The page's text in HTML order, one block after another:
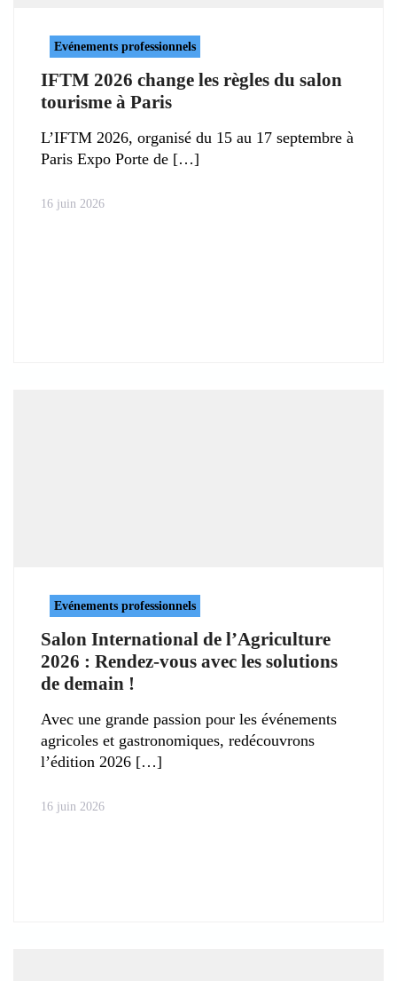
Evénements professionnels
IFTM 2026 change les règles du salon
tourisme à Paris
L’IFTM 2026, organisé du 15 au 17 septembre à
Paris Expo Porte de
16 juin 2026
Evénements professionnels
Salon International de l’Agriculture
2026 : Rendez-vous avec les solutions
de demain !
Avec une grande passion pour les événements
agricoles et gastronomiques, redécouvrons
l’édition 2026
16 juin 2026